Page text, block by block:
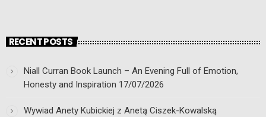
RECENT POSTS
Niall Curran Book Launch – An Evening Full of Emotion,
Honesty and Inspiration 17/07/2026
Wywiad Anety Kubickiej z Anetą Ciszek-Kowalską